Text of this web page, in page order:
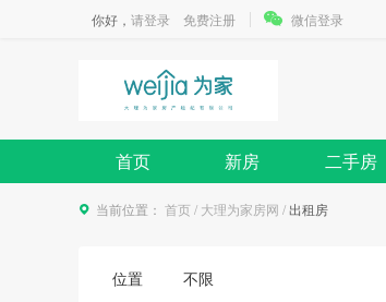
你好， 请登录 免费注册 微信登录
首页 新房 二手房
当前位置： 首页 / 大理为家房网 /出租房
位置 不限